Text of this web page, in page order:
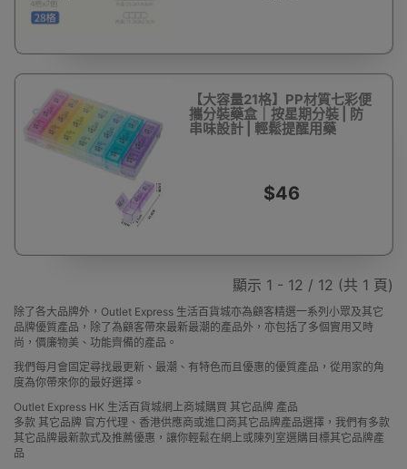
【大容量21格】PP材質七彩便
攜分裝藥盒｜按星期分裝 | 防
串味設計 | 輕鬆提醒用藥
$46
顯示 1 - 12 / 12 (共 1 頁)
除了各大品牌外，Outlet Express 生活百貨城亦為顧客精選一系列小眾及其它
品牌優質產品，除了為顧客帶來最新最潮的產品外，亦包括了多個實用又時
尚，價廉物美、功能齊備的產品。
我們每月會固定尋找最更新、最潮、有特色而且優惠的優質產品，從用家的角
度為你帶來你的最好選擇。
Outlet Express HK 生活百貨城網上商城購買 其它品牌 產品
多款 其它品牌 官方代理、香港供應商或進口商其它品牌產品選擇，我們有多款
其它品牌最新款式及推薦優惠，讓你輕鬆在網上或陳列室選購目標其它品牌產
品